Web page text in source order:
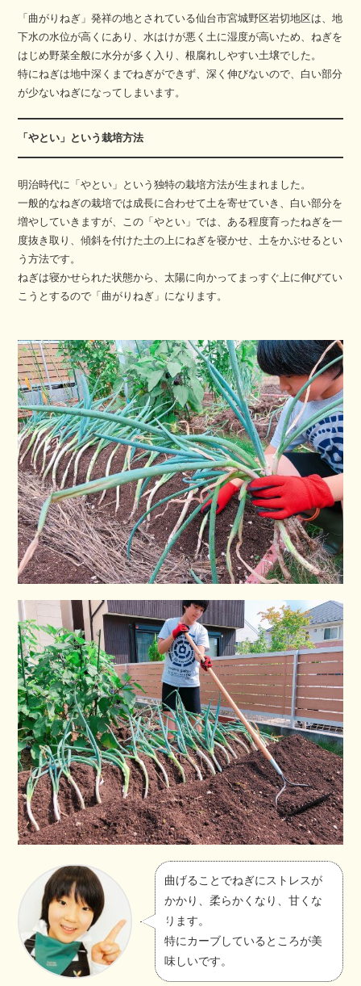
「曲がりねぎ」発祥の地とされている仙台市宮城野区岩切地区は、地
下水の水位が高くにあり、水はけが悪く土に湿度が高いため、ねぎを
はじめ野菜全般に水分が多く入り、根腐れしやすい土壌でした。
特にねぎは地中深くまでねぎができず、深く伸びないので、白い部分
が少ないねぎになってしまいます。
「やとい」という栽培方法
明治時代に「やとい」という独特の栽培方法が生まれました。
一般的なねぎの栽培では成長に合わせて土を寄せていき、白い部分を
増やしていきますが、この「やとい」では、ある程度育ったねぎを一
度抜き取り、傾斜を付けた土の上にねぎを寝かせ、土をかぶせるとい
う方法です。
ねぎは寝かせられた状態から、太陽に向かってまっすぐ上に伸びてい
こうとするので「曲がりねぎ」になります。
曲げることでねぎにストレスが
かかり、柔らかくなり、甘くな
ります。
特にカーブしているところが美
味しいです。